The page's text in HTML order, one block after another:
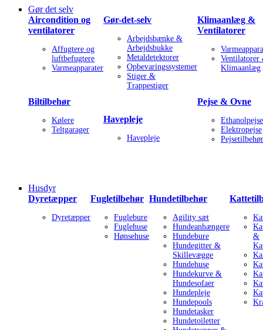
Gør det selv
Aircondition og
ventilatorer
Affugtere og
luftbefugtere
Varmeapparater
Biltilbehør
Kølere
Teltgarager
Gør-det-selv
Arbejdsbænke &
Arbejdsbukke
Metaldetektorer
Opbevaringssystemer
Stiger &
Trappestiger
Havepleje
Havepleje
Klimaanlæg &
Ventilatorer
Ventilatorer
Klimaanlæg
Pejse & Ovne
Ethanolpejse
Elektropejse
Pejsetilbehør
Husdyr
Dyretæpper
Dyretæpper
Fugletilbehør
Fuglebure
Fuglehuse
Hønsehuse
Hundetilbehør
Agility sæt
Hundeanhængere
Hundebure
Hundegitter &
Skillevægge
Hundehuse
Hundekurve &
Hundesofaer
Hundepleje
Hundepools
Hundetasker
Hundetoiletter
&